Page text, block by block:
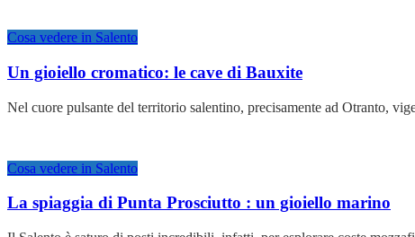
Cosa vedere in Salento
Un gioiello cromatico: le cave di Bauxite
Nel cuore pulsante del territorio salentino, precisamente ad Otranto,
Cosa vedere in Salento
La spiaggia di Punta Prosciutto : un gioiello marino